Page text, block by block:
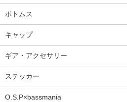
ボトムス
キャップ
ギア・アクセサリー
ステッカー
O.S.P×bassmania